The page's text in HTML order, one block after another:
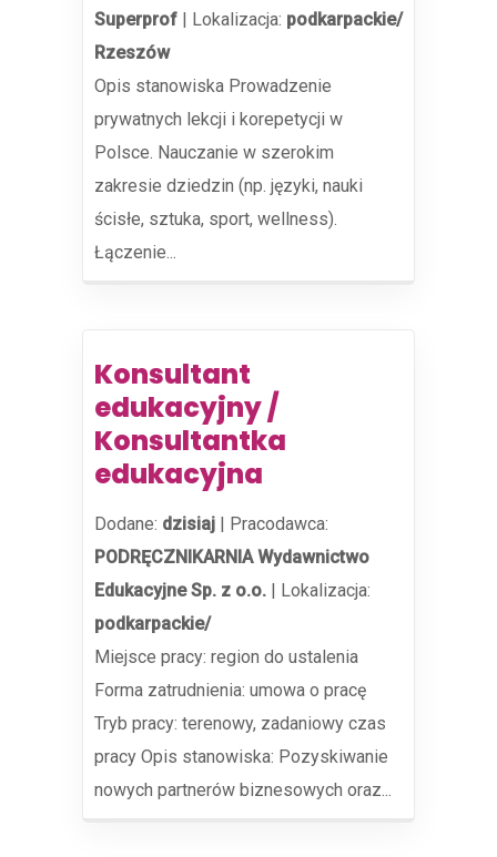
Superprof | Lokalizacja: podkarpackie/
Rzeszów
Opis stanowiska Prowadzenie
prywatnych lekcji i korepetycji w
Polsce. Nauczanie w szerokim
zakresie dziedzin (np. języki, nauki
ścisłe, sztuka, sport, wellness).
Łączenie...
Konsultant
edukacyjny /
Konsultantka
edukacyjna
Dodane: dzisiaj | Pracodawca:
PODRĘCZNIKARNIA Wydawnictwo
Edukacyjne Sp. z o.o. | Lokalizacja:
podkarpackie/
Miejsce pracy: region do ustalenia
Forma zatrudnienia: umowa o pracę
Tryb pracy: terenowy, zadaniowy czas
pracy Opis stanowiska: Pozyskiwanie
nowych partnerów biznesowych oraz...